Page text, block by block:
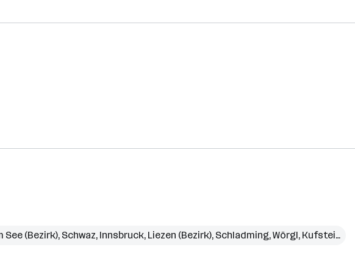
See (Bezirk), Schwaz, Innsbruck, Liezen (Bezirk), Schladming,Wörgl, Kufstein (Bezirk)